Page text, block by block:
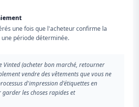
une fois que l'acheteur confirme la
période déterminée.
Vinted (acheter bon marché, retourner
vendre des vêtements que vous ne
d'impression d'étiquettes en
les choses rapides et